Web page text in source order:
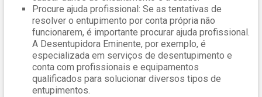
Procure ajuda profissional: Se as tentativas de
resolver o entupimento por conta própria não
funcionarem, é importante procurar ajuda profissional.
A Desentupidora Eminente, por exemplo, é
especializada em serviços de desentupimento e
conta com profissionais e equipamentos
qualificados para solucionar diversos tipos de
entupimentos.